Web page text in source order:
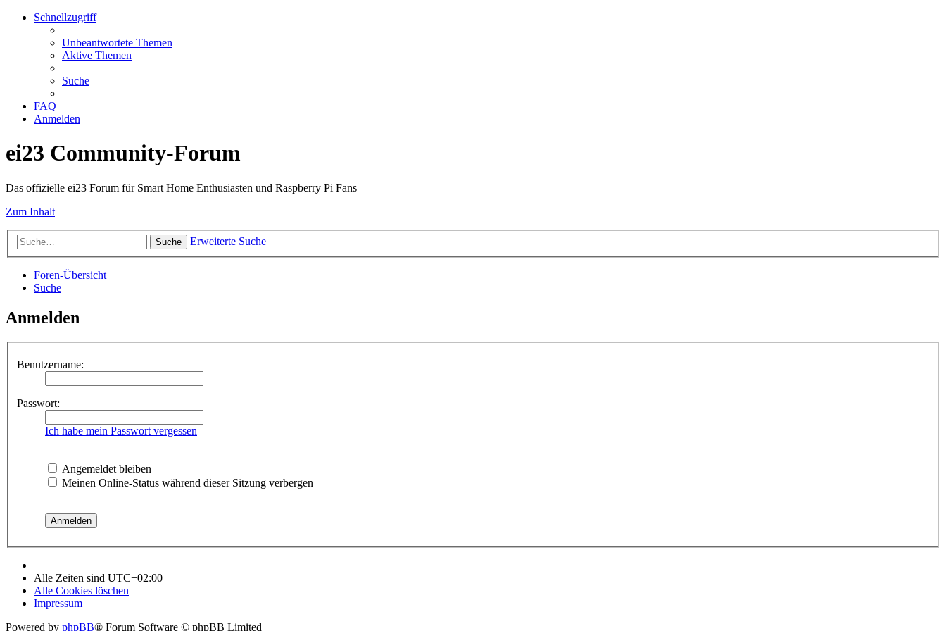
Schnellzugriff
Unbeantwortete Themen
Aktive Themen
Suche
FAQ
Anmelden
ei23 Community-Forum
Das offizielle ei23 Forum für Smart Home Enthusiasten und Raspberry Pi Fans
Zum Inhalt
Suche Erweiterte Suche
Foren-Übersicht
Suche
Anmelden
Benutzername:
Passwort:
Ich habe mein Passwort vergessen
Angemeldet bleiben
Meinen Online-Status während dieser Sitzung verbergen
Alle Zeiten sind UTC+02:00
Alle Cookies löschen
Impressum
Powered by phpBB® Forum Software © phpBB Limited